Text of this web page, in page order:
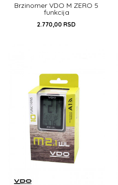
Brzinomer VDO M ZERO 5
funkcija
2.770,00 RSD